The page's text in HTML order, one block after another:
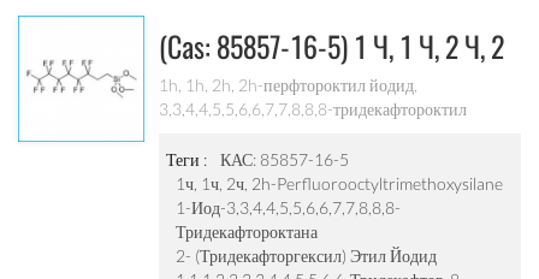
(cas: 85857-16-5) 1 Ч, 1 Ч, 2 Ч, 2
Ч-
Перфтороктилтриметоксисилан
1h, 1h, 2h, 2h-перфтороктил йодид,
3,3,4,4,5,5,6,6,7,7,8,8,8-тридекафтороктил
тридекафтороктана; 1-
иод-3,3,4,4,5,5,6,6,7,7,8,8,8-тридекафтороктана;
2- (tridecafluorohexyl) этил иодид; 1,1,2,2-
tetrahydroperfluorooctyliodide;
1,1,1,2,2,3,3,4,4,5,5,6,6-тридекафтор-8-
Теги :
КАС: 85857-16-5
1ч, 1ч, 2ч, 2h-Perfluorooctyltrimethoxysilane
1-Иод-3,3,4,4,5,5,6,6,7,7,8,8,8-
Тридекафтороктана
2- (тридекафторгексил) Этил Йодид